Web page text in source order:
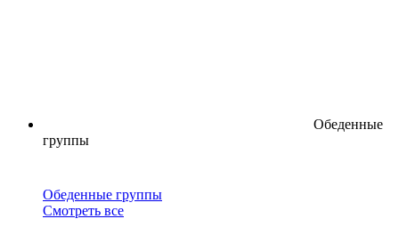
Обеденные
группы
Обеденные группы
Смотреть все